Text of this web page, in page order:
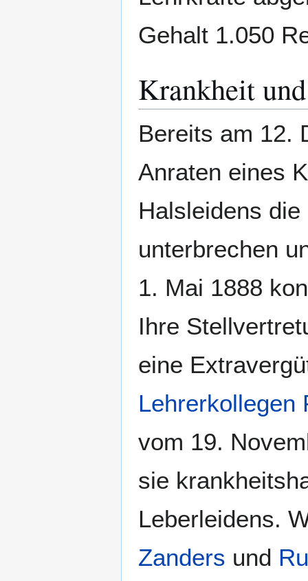
Gehalt 1.050
Krankheit
Bereits am 12.
Anraten eines
Halsleidens
unterbrechen
1. Mai 1888
Ihre
eine
Lehrerkollegen
vom 19.
sie
Leberleidens.
Zanders und